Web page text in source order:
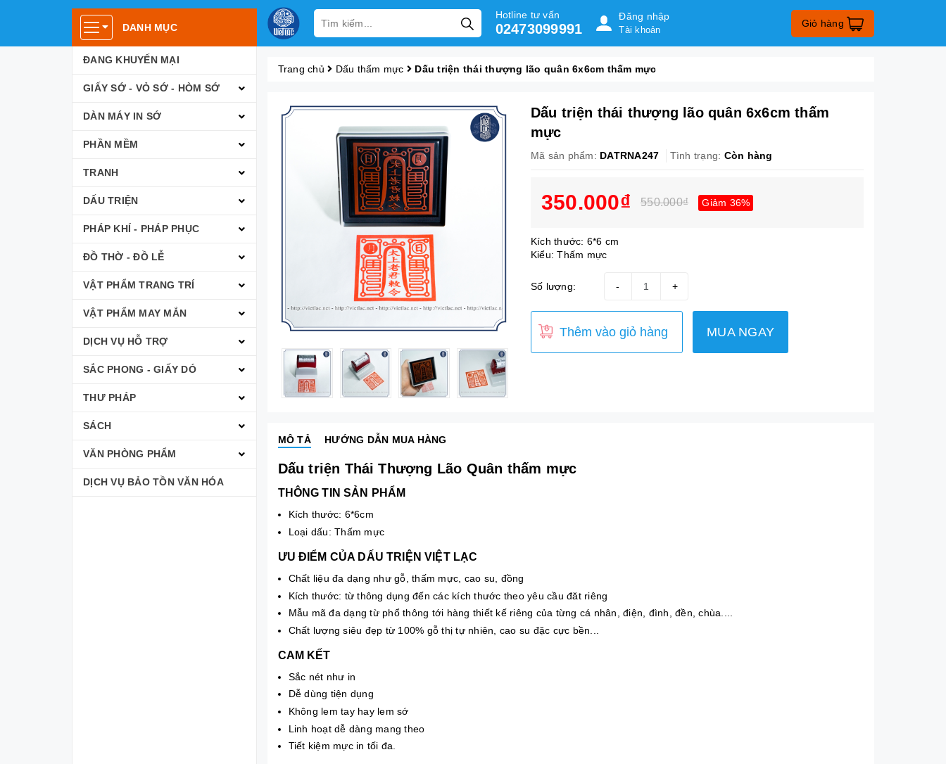
DANH MỤC
ĐANG KHUYẾN MẠI
GIẤY SỚ - VỎ SỚ - HÒM SỚ
DÀN MÁY IN SỚ
PHẦN MỀM
TRANH
DẤU TRIỆN
PHÁP KHÍ - PHÁP PHỤC
ĐỒ THỜ - ĐỒ LỄ
VẬT PHẨM TRANG TRÍ
VẬT PHẨM MAY MẮN
DỊCH VỤ HỖ TRỢ
SẮC PHONG - GIẤY DÓ
THƯ PHÁP
SÁCH
VĂN PHÒNG PHẨM
DỊCH VỤ BẢO TỒN VĂN HÓA
Hotline tư vấn
02473099991
Đăng nhập
Tài khoản
Giỏ hàng
Trang chủ Dấu thấm mực Dấu triện thái thượng lão quân 6x6cm thấm mực
Dấu triện thái thượng lão quân 6x6cm thấm
mực
Mã sản phẩm: DATRNA247 Tình trạng: Còn hàng
350.000₫ 550.000₫ Giảm 36%
Kích thước: 6*6 cm
Kiểu: Thấm mực
Số lượng: +
-
Thêm vào giỏ hàng MUA NGAY
MÔ TẢ HƯỚNG DẪN MUA HÀNG
Dấu triện Thái Thượng Lão Quân thấm mực
THÔNG TIN SẢN PHẨM
Kích thước: 6*6cm
Loại dấu: Thấm mực
ƯU ĐIỂM CỦA DẤU TRIỆN VIỆT LẠC
Chất liệu đa dạng như gỗ, thấm mực, cao su, đồng
Kích thước: từ thông dụng đến các kích thước theo yêu cầu đăt riêng
Mẫu mã đa dạng từ phổ thông tới hàng thiết kế riêng của từng cá nhân, điện, đình, đền, chùa....
Chất lượng siêu đẹp từ 100% gỗ thị tự nhiên, cao su đặc cực bền...
CAM KẾT
Sắc nét như in
Dễ dùng tiện dụng
Không lem tay hay lem sớ
Linh hoạt dễ dàng mang theo
Tiết kiệm mực in tối đa.